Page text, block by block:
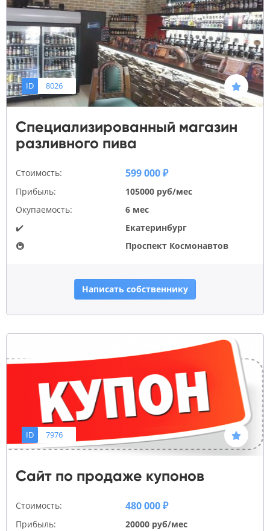
ID 8026
Специализированный магазин
разливного пива
Стоимость: 599 000 ₽
Прибыль:
105000 руб/мес
Окупаемость:
6 мес
✔️
Екатеринбург
🚇
Проспект Космонавтов
Написать собственнику
ID 7976
Сайт по продаже купонов
Стоимость: 480 000 ₽
Прибыль: 20000 руб/мес